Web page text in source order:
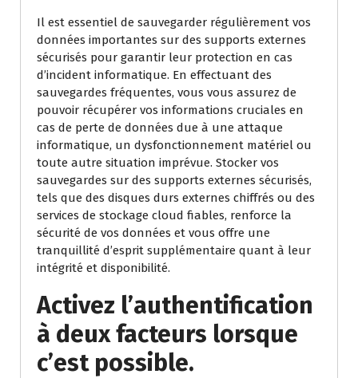
Il est essentiel de sauvegarder régulièrement vos
données importantes sur des supports externes
sécurisés pour garantir leur protection en cas
d’incident informatique. En effectuant des
sauvegardes fréquentes, vous vous assurez de
pouvoir récupérer vos informations cruciales en
cas de perte de données due à une attaque
informatique, un dysfonctionnement matériel ou
toute autre situation imprévue. Stocker vos
sauvegardes sur des supports externes sécurisés,
tels que des disques durs externes chiffrés ou des
services de stockage cloud fiables, renforce la
sécurité de vos données et vous offre une
tranquillité d’esprit supplémentaire quant à leur
intégrité et disponibilité.
Activez l’authentification
à deux facteurs lorsque
c’est possible.